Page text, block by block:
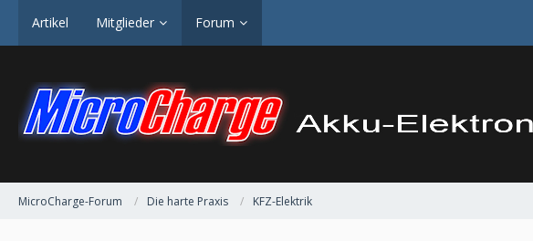
Artikel Mitglieder Forum
MicroCharge-Forum Die harte Praxis KFZ-Elektrik